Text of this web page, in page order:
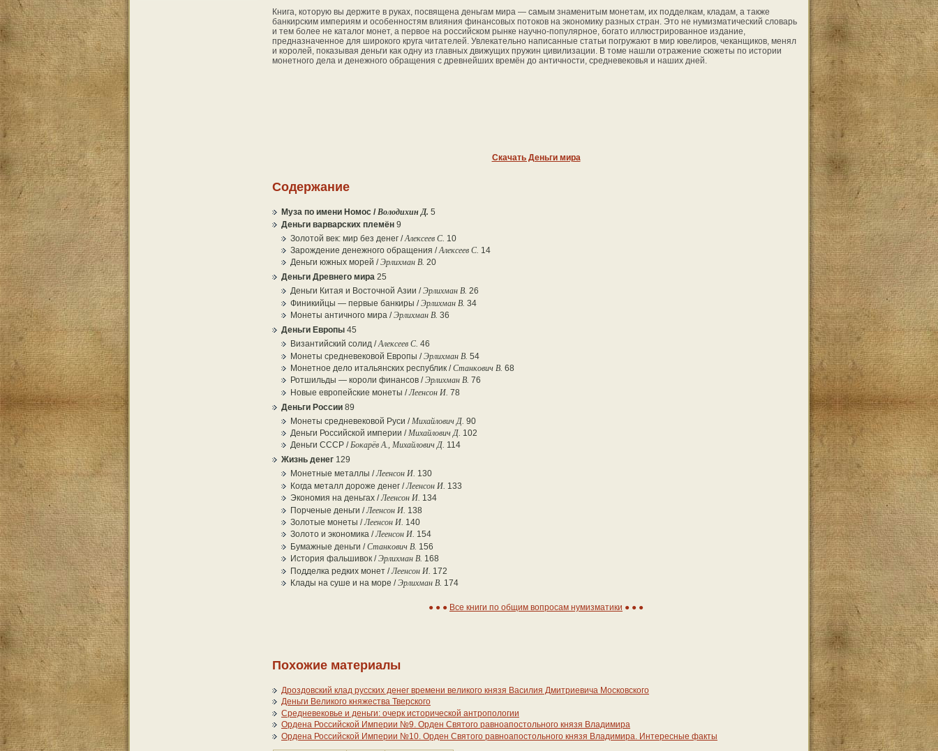
Книга, которую вы держите в руках, посвящена деньгам мира — самым знаменитым монетам, их подделкам, кладам, а также
банкирским империям и особенностям влияния финансовых потоков на экономику разных стран. Это не нумизматический словарь
и тем более не каталог монет, а первое на российском рынке научно-популярное, богато иллюстрированное издание,
предназначенное для широкого круга читателей. Увлекательно написанные статьи погружают в мир ювелиров, чеканщиков, менял
и королей, показывая деньги как одну из главных движущих пружин цивилизации. В томе нашли отражение сюжеты по истории
монетного дела и денежного обращения с древнейших времён до античности, средневековья и наших дней.
Скачать Деньги мира
Содержание
Муза по имени Номос /Володихин Д. 5
Деньги варварских племён 9
Золотой век: мир без денег /Алексеев С. 10
Зарождение денежного обращения /Алексеев С. 14
Деньги южных морей /Эрлихман В. 20
Деньги Древнего мира 25
Деньги Китая и Восточной Азии /Эрлихман В. 26
Финикийцы — первые банкиры /Эрлихман В. 34
Монеты античного мира /Эрлихман В. 36
Деньги Европы 45
Византийский солид /Алексеев С. 46
Монеты средневековой Европы /Эрлихман В. 54
Монетное дело итальянских республик /Станкович В. 68
Ротшильды — короли финансов /Эрлихман В. 76
Новые европейские монеты /Леенсон И. 78
Деньги России 89
Монеты средневековой Руси / Михайлович Д. 90
Деньги Российской империи /Михайлович Д. 102
Деньги СССР /Бокарёв А., Михайлович Д. 114
Жизнь денег 129
Монетные металлы /Леенсон И. 130
Когда металл дороже денег /Леенсон И. 133
Экономия на деньгах /Леенсон И. 134
Порченые деньги /Леенсон И. 138
Золотые монеты /Леенсон И. 140
Золото и экономика /Леенсон И. 154
Бумажные деньги /Станкович В. 156
История фальшивок /Эрлихман В. 168
Подделка редких монет /Леенсон И. 172
Клады на суше и на море /Эрлихман В. 174
Все книги по общим вопросам нумизматики
Похожие материалы
Дроздовский клад русских денег времени великого князя Василия Дмитриевича Московского
Деньги Великого княжества Тверского
Средневековье и деньги: очерк исторической антропологии
Ордена Российской Империи №9. Орден Святого равноапостольного князя Владимира
Ордена Российской Империи №10. Орден Святого равноапостольного князя Владимира. Интересные факты